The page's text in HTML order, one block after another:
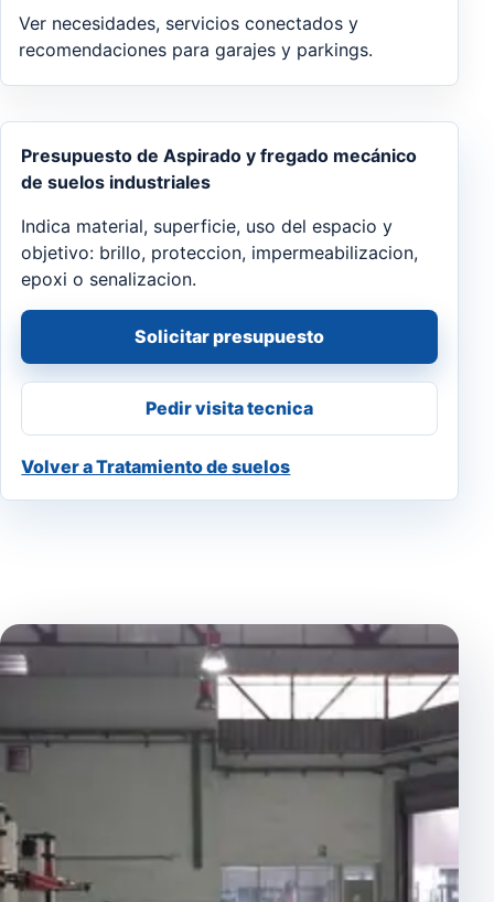
Ver necesidades, servicios conectados y
recomendaciones para garajes y parkings.
Presupuesto de Aspirado y fregado mecánico
de suelos industriales
Indica material, superficie, uso del espacio y
objetivo: brillo, proteccion, impermeabilizacion,
epoxi o senalizacion.
Solicitar presupuesto
Pedir visita tecnica
Volver a Tratamiento de suelos